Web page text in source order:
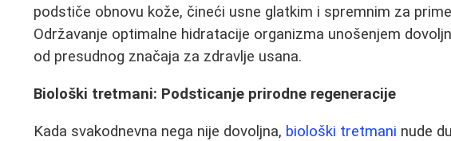
podstiče obnovu kože, čineći usne glatkim i spremnim za
Održavanje optimalne hidratacije organizma unošenjem
od presudnog značaja za zdravlje usana.
Biološki tretmani: Podsticanje prirodne regeneracije
Kada svakodnevna nega nije dovoljna, biološki tretmani nude